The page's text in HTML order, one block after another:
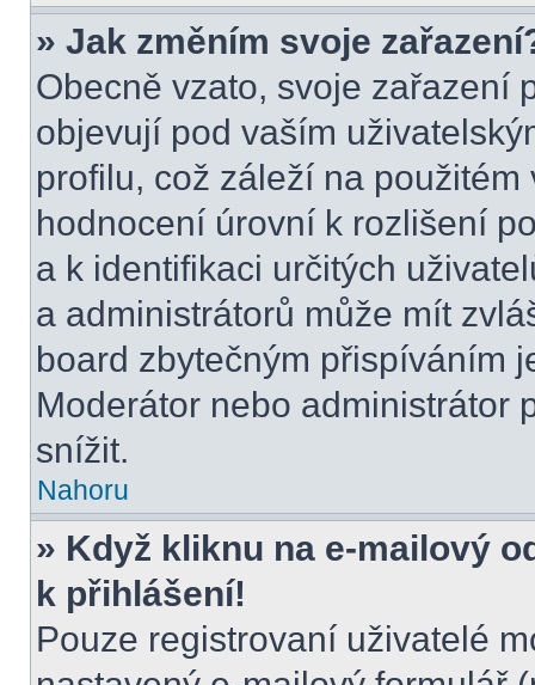
» Jak změním svoje
Obecně vzato, svoje zařazení
objevují pod vaším
profilu, což záleží na
hodnocení úrovní k rozlišení
a k identifikaci určitých
a administrátorů může mít
board zbytečným přispíváním
Moderátor nebo administrátor
snížit.
Nahoru
» Když kliknu na e-mailový
k přihlášení!
Pouze registrovaní uživatelé